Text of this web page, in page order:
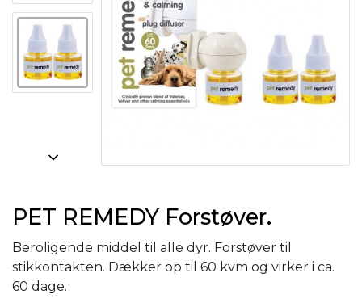
PET REMEDY Forstøver.
Beroligende middel til alle dyr. Forstøver til
stikkontakten. Dækker op til 60 kvm og virker i ca.
60 dage.